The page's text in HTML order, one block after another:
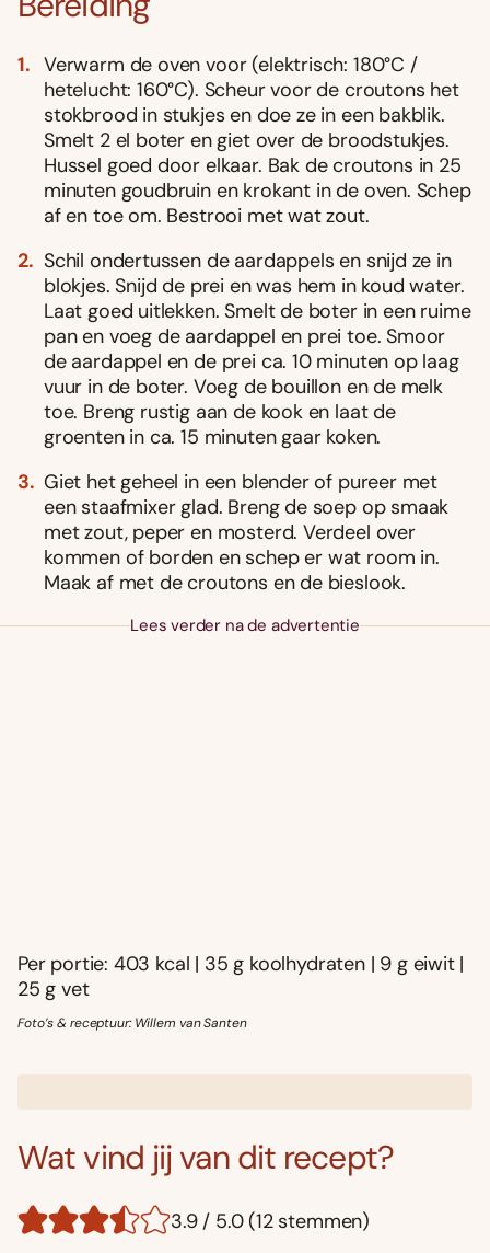
Verwarm de oven voor (elektrisch: 180°C /
hetelucht: 160°C). Scheur voor de croutons het
stokbrood in stukjes en doe ze in een bakblik.
Smelt 2 el boter en giet over de broodstukjes.
Hussel goed door elkaar. Bak de croutons in 25
minuten goudbruin en krokant in de oven. Schep
af en toe om. Bestrooi met wat zout.
Schil ondertussen de aardappels en snijd ze in
blokjes. Snijd de prei en was hem in koud water.
Laat goed uitlekken. Smelt de boter in een ruime
pan en voeg de aardappel en prei toe. Smoor
de aardappel en de prei ca. 10 minuten op laag
vuur in de boter. Voeg de bouillon en de melk
toe. Breng rustig aan de kook en laat de
groenten in ca. 15 minuten gaar koken.
Giet het geheel in een blender of pureer met
een staafmixer glad. Breng de soep op smaak
met zout, peper en mosterd. Verdeel over
kommen of borden en schep er wat room in.
Maak af met de croutons en de bieslook.
Lees verder na de advertentie
Per portie: 403 kcal | 35 g koolhydraten | 9 g eiwit |
25 g vet
Foto’s & receptuur: Willem van Santen
Wat vind jij van dit recept?
3.9 / 5.0 (12 stemmen)